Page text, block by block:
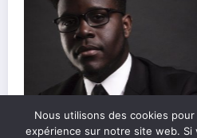
Les compétences
dans le monde
Nous utilisons des cookies
expérience sur notre site web. Si